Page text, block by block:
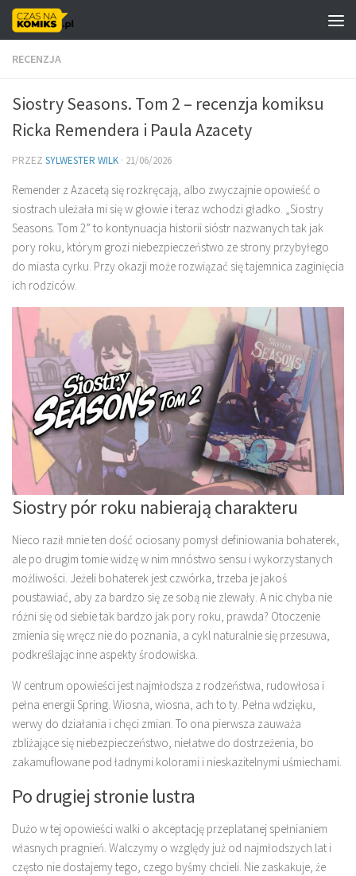
Skip to content
RECENZJA
Siostry Seasons. Tom 2 – recenzja komiksu
Ricka Remendera i Paula Azacety
PRZEZ SYLWESTER WILK · 21/06/2026
Remender z Azacetą się rozkręcają, albo zwyczajnie opowieść o
siostrach uleżała mi się w głowie i teraz wchodzi gładko. „Siostry
Seasons. Tom 2” to kontynuacja historii sióstr nazwanych tak jak
pory roku, którym grozi niebezpieczeństwo ze strony przybyłego
do miasta cyrku. Przy okazji może rozwiązać się tajemnica zaginięcia
ich rodziców.
Siostry pór roku nabierają charakteru
Nieco raził mnie ten dość ociosany pomysł definiowania bohaterek,
ale po drugim tomie widzę w nim mnóstwo sensu i wykorzystanych
możliwości. Jeżeli bohaterek jest czwórka, trzeba je jakoś
poustawiać, aby za bardzo się ze sobą nie zlewały. A nic chyba nie
różni się od siebie tak bardzo jak pory roku, prawda? Otoczenie
zmienia się wręcz nie do poznania, a cykl naturalnie się przesuwa,
podkreślając inne aspekty środowiska.
W centrum opowieści jest najmłodsza z rodzeństwa, rudowłosa i
pełna energii Spring. Wiosna, wiosna, ach to ty. Pełna wdzięku,
werwy do działania i chęci zmian. To ona pierwsza zauważa
zbliżające się niebezpieczeństwo, niełatwe do dostrzeżenia, bo
zakamuflowane pod ładnymi kolorami i nieskazitelnymi uśmiechami.
Po drugiej stronie lustra
Dużo w tej opowieści walki o akceptację przeplatanej spełnianiem
własnych pragnień. Walczymy o względy już od najmłodszych lat i
często nie dostajemy tego, czego byśmy chcieli. Nie zaskakuje, że